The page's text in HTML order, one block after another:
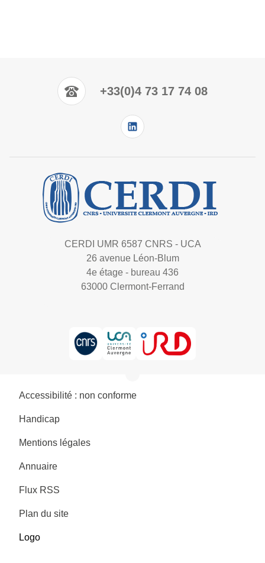
+33(0)4 73 17 74 08
CERDI UMR 6587 CNRS - UCA
26 avenue Léon-Blum
4e étage - bureau 436
63000 Clermont-Ferrand
Accessibilité : non conforme
Handicap
Mentions légales
Annuaire
Flux RSS
Plan du site
Logo